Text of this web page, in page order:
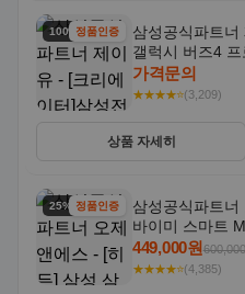
100% 할인
정품인증
삼성공식파트
갤럭시 버즈4 프
SM-R640N
가격문의
★★★★⭐(3,209)
상품 자세히
25% 할인정품인증
삼성공식파트너
바이미 스마트
OTT 패키지
449,000원
★★★★⭐(4,385)